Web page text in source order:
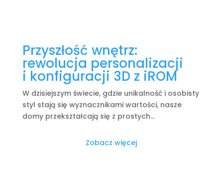
Przyszłość wnętrz:
rewolucja personalizacji
i konfiguracji 3D z iROM
W dzisiejszym świecie, gdzie unikalność i osobisty
styl stają się wyznacznikami wartości, nasze
domy przekształcają się z prostych...
Zobacz więcej